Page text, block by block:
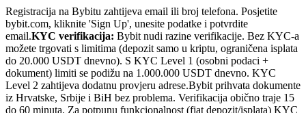
Registracija na Bybitu zahtijeva email ili broj telefona. Posjetite
bybit.com, kliknite 'Sign Up', unesite podatke i potvrdite
email.KYC verifikacija: Bybit nudi razine verifikacije. Bez KYC-a
možete trgovati s limitima (depozit samo u kriptu, ograničena isplata
do 20.000 USDT dnevno). S KYC Level 1 (osobni podaci +
dokument) limiti se podižu na 1.000.000 USDT dnevno. KYC
Level 2 zahtijeva dodatnu provjeru adrese.Bybit prihvata dokumente
iz Hrvatske, Srbije i BiH bez problema. Verifikacija obično traje 15
do 60 minuta. Za potpunu funkcionalnost (fiat depozit/isplata) KYC